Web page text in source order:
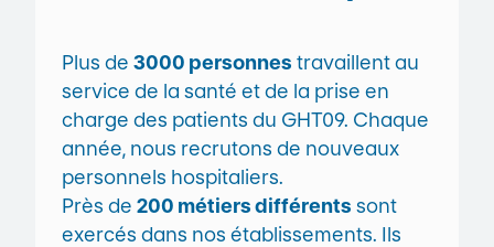
Plus de 3000 personnes travaillent au
service de la santé et de la prise en
charge des patients du GHT09. Chaque
année, nous recrutons de nouveaux
personnels hospitaliers.
Près de 200 métiers différents sont
exercés dans nos établissements. Ils